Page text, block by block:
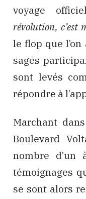
voyage
révolution, c’est
le flop que
sages
sont levés
répondre à
Marchant
Boulevard
nombre
témoignages
se sont alors